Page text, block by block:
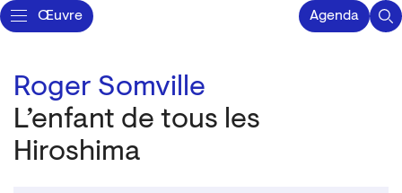
Œuvre Agenda
Roger Somville
L’enfant de tous les
Hiroshima